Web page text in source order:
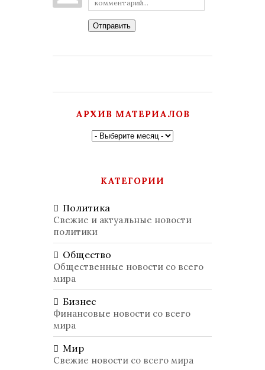
Отправить
АРХИВ МАТЕРИАЛОВ
КАТЕГОРИИ
Политика
Свежие и актуальные новости
политики
Общество
Общественные новости со всего
мира
Бизнес
Финансовые новости со всего
мира
Мир
Свежие новости со всего мира